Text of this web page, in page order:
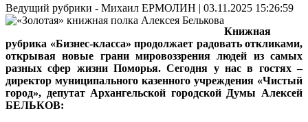
Ведущий рубрики - Михаил ЕРМОЛИН | 03.11.2025 15:26:59
Книжная
рубрика «Бизнес-класса» продолжает радовать откликами,
открывая новые грани мировоззрения людей из самых
разных сфер жизни Поморья. Сегодня у нас в гостях –
директор муниципального казенного учреждения «Чистый
город», депутат Архангельской городской Думы Алексей
БЕЛЬКОВ: